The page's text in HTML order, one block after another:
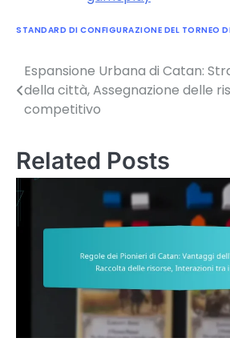
STANDARD DI CONFIGURAZIONE DEL TORNEO
Post
navigation
Espansione Urbana di Catan:
della città, Assegnazione delle
competitivo
Related Posts